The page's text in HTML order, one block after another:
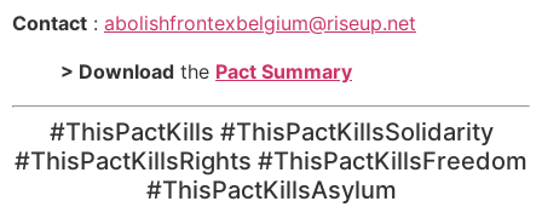
Contact : abolishfrontexbelgium@riseup.net
> Download the Pact Summary
#ThisPactKills #ThisPactKillsSolidarity
#ThisPactKillsRights #ThisPactKillsFreedom
#ThisPactKillsAsylum